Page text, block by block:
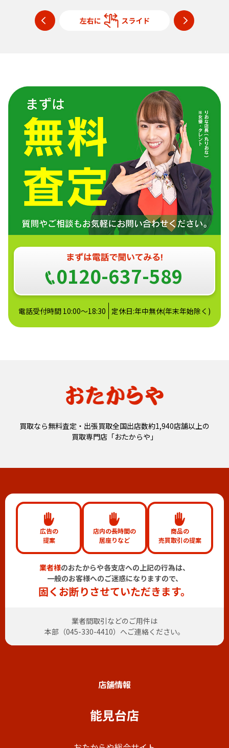
0120-637-589
電話受付時間 10:00～18:30 定休日:年中無休(年末年始除く)
買取なら無料査定・出張買取全国出店数約1,940店舗以上の
買取専門店「おたからや」
広告の
提案
店内の長時間の
居座りなど
商品の
売買取引の提案
業者様のおたからや各支店への上記の行為は、
一般のお客様へのご迷惑になりますので、
固くお断りさせていただきます。
業者間取引などのご用件は
本部（045-330-4410）へご連絡ください。
店舗情報
能見台店